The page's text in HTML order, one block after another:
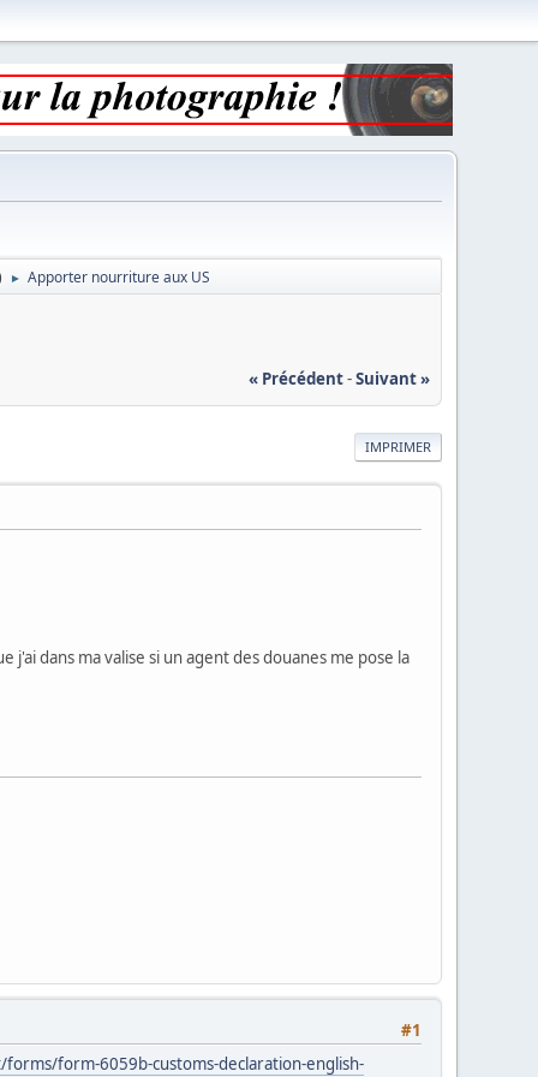
► Apporter nourriture aux US
« Précédent-Suivant »
IMPRIMER
dans ma valise si un agent des douanes me pose la
#1
form-6059b-customs-declaration-english-